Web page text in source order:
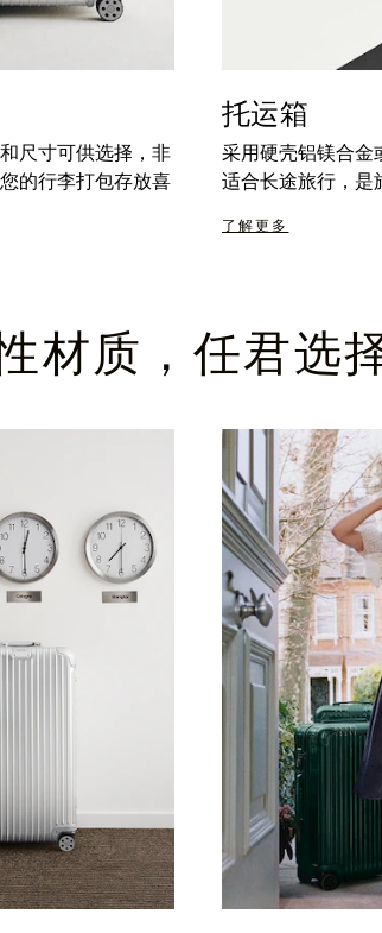
尺寸可供选择，非
的行李打包存放喜
托运箱
采用硬壳铝镁合金
适合长途旅行，是
了解更多
材质，任君选